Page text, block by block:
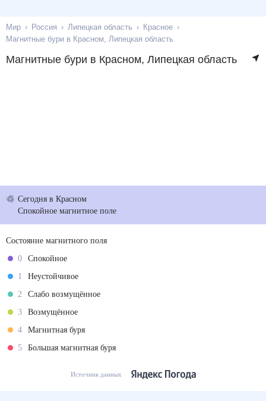
Мир Россия Липецкая область
Красное
Магнитные бури в Красном, Липецкая область
Магнитные бури в Красном, Липецкая область
Сегодняв Красном
Спокойное магнитное поле
Состояние магнитного поля
0
Спокойное
1
Неустойчивое
2
Слабо возмущённое
3
Возмущённое
4
Магнитная буря
5
Большая магнитная буря
Источник данных